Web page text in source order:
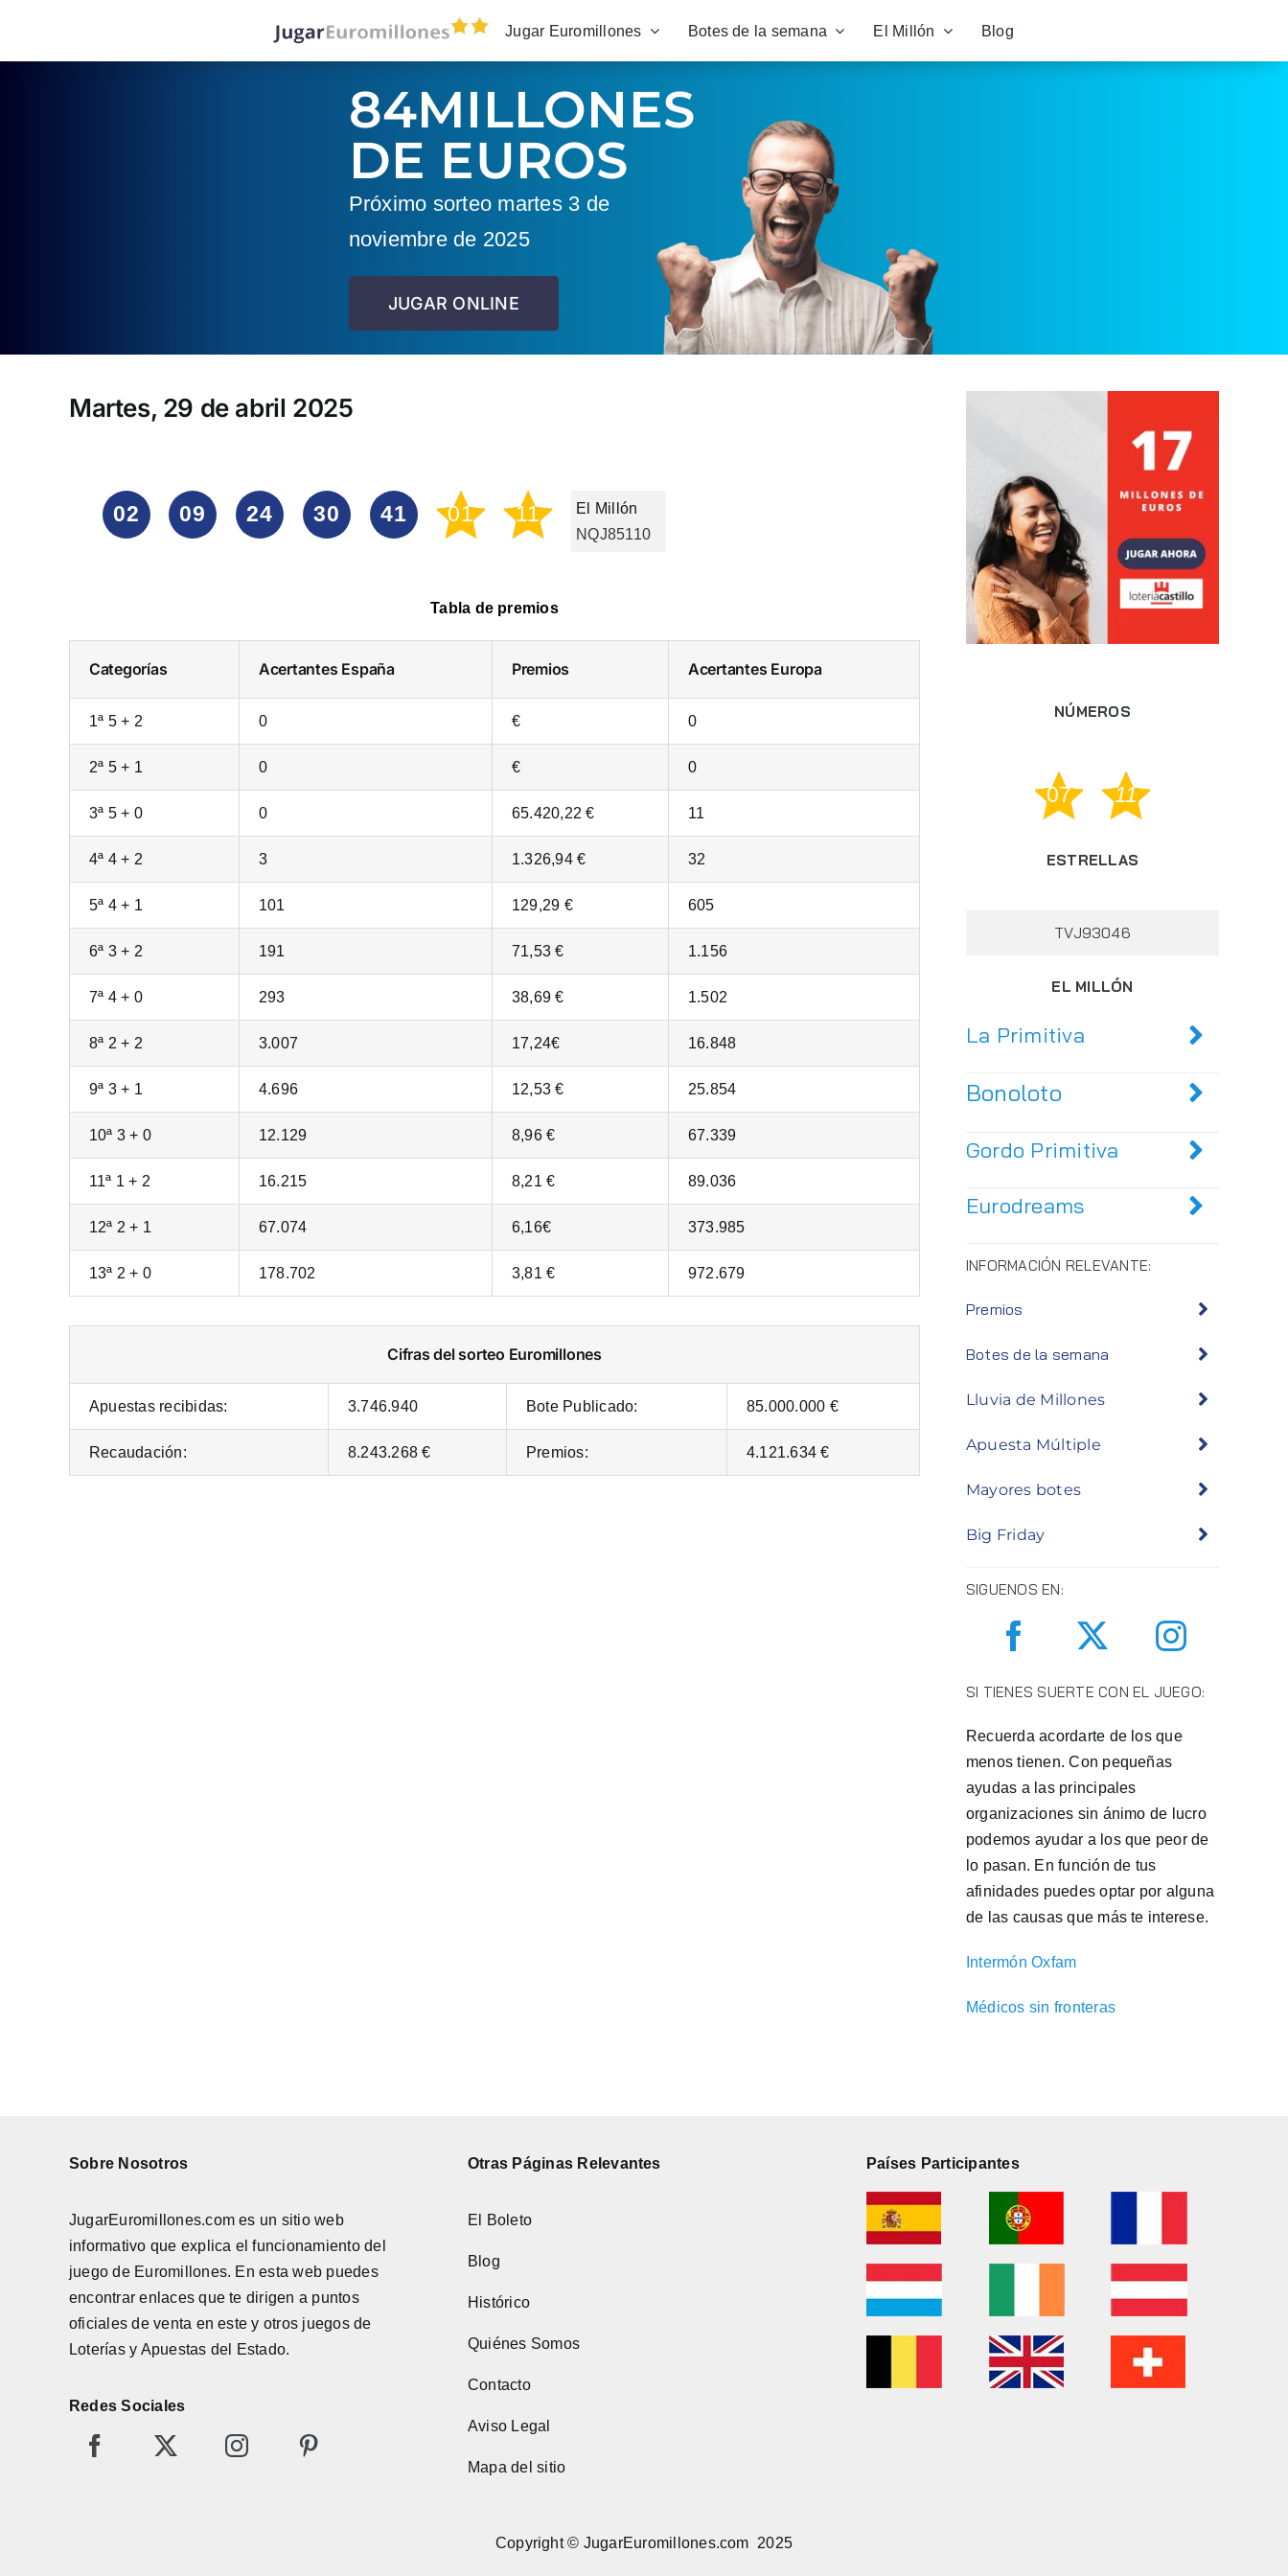
contenido
Jugar Euromillones Botes de la semana El Millón Blog
84MILLONES
DE EUROS
Próximo sorteo martes 3 de
noviembre de 2025
JUGAR ONLINE
Martes, 29 de abril 2025
02 09 24 30 41 01 11
El Millón
NQJ85110
Tabla de premios
Categorías Acertantes España Premios Acertantes Europa
1ª 5 + 2 0 € 0
2ª 5 + 1 0 € 0
3ª 5 + 0 0 65.420,22 € 11
4ª 4 + 2 3 1.326,94 € 32
5ª 4 + 1 101 129,29 € 605
6ª 3 + 2 191 71,53 € 1.156
7ª 4 + 0 293 38,69 € 1.502
8ª 2 + 2 3.007 17,24€ 16.848
9ª 3 + 1 4.696 12,53 € 25.854
10ª 3 + 0 12.129 8,96 € 67.339
11ª 1 + 2 16.215 8,21 € 89.036
12ª 2 + 1 67.074 6,16€ 373.985
13ª 2 + 0 178.702 3,81 € 972.679
Cifras del sorteo Euromillones
Apuestas recibidas: 3.746.940 Bote Publicado: 85.000.000 €
Recaudación: 8.243.268 € Premios: 4.121.634 €
NÚMEROS
07 11
ESTRELLAS
TVJ93046
EL MILLÓN
La Primitiva
Bonoloto
Gordo Primitiva
Eurodreams
INFORMACIÓN RELEVANTE:
Premios
Botes de la semana
Lluvia de Millones
Apuesta Múltiple
Mayores botes
Big Friday
SIGUENOS EN:
SI TIENES SUERTE CON EL JUEGO:
Recuerda acordarte de los que
menos tienen. Con pequeñas
ayudas a las principales
organizaciones sin ánimo de lucro
podemos ayudar a los que peor de
lo pasan. En función de tus
afinidades puedes optar por alguna
de las causas que más te interese.
Intermón Oxfam
Médicos sin fronteras
Sobre Nosotros
JugarEuromillones.com es un sitio web
informativo que explica el funcionamiento del
juego de Euromillones. En esta web puedes
encontrar enlaces que te dirigen a puntos
oficiales de venta en este y otros juegos de
Loterías y Apuestas del Estado.
Redes Sociales
Otras Páginas Relevantes
El Boleto
Blog
Histórico
Quiénes Somos
Contacto
Aviso Legal
Mapa del sitio
Países Participantes
Copyright © JugarEuromillones.com 2025